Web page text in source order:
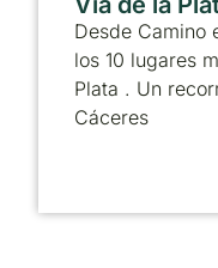
Desde Camino
los 10 lugares
Plata . Un
Cáceres